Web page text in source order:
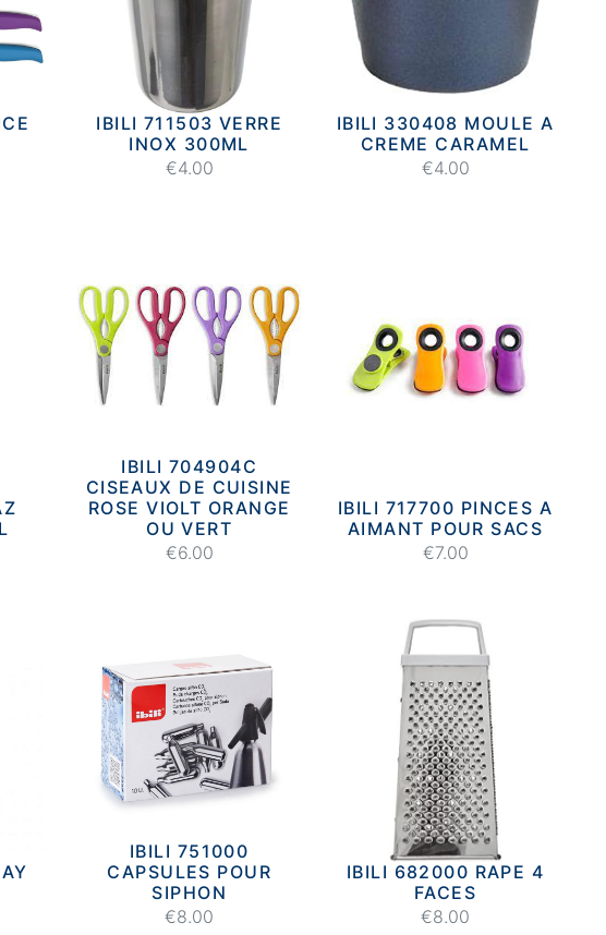
IBILI 711503 VERRE
INOX 300ML
€4.00
IBILI 330408 MOULE A
CREME CARAMEL
€4.00
IBILI 704904C
CISEAUX DE CUISINE
ROSE VIOLT ORANGE
OU VERT
€6.00
IBILI 717700 PINCES A
AIMANT POUR SACS
€7.00
IBILI 751000
CAPSULES POUR
SIPHON
€8.00
IBILI 682000 RAPE 4
FACES
€8.00